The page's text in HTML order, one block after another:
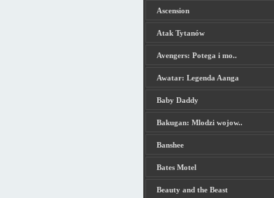
Ascension
Atak Tytanów
Avengers: Potega i mo..
Awatar: Legenda Aanga
Baby Daddy
Bakugan: Mlodzi wojow..
Banshee
Bates Motel
Beauty and the Beast